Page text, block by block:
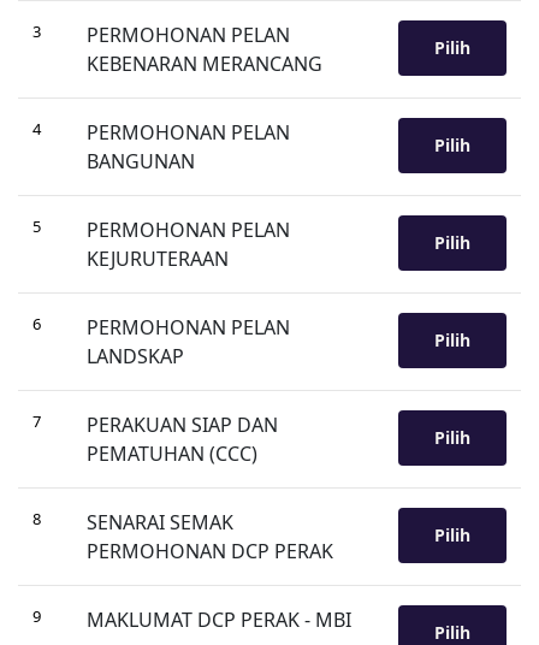
3
PERMOHONAN PELAN
KEBENARAN MERANCANG
Pilih
4
PERMOHONAN PELAN
BANGUNAN
Pilih
5
PERMOHONAN PELAN
KEJURUTERAAN
Pilih
6
PERMOHONAN PELAN
LANDSKAP
Pilih
7
PERAKUAN SIAP DAN
PEMATUHAN (CCC)
Pilih
8
SENARAI SEMAK
PERMOHONAN DCP PERAK
Pilih
9 MAKLUMAT DCP PERAK - MBI Pilih